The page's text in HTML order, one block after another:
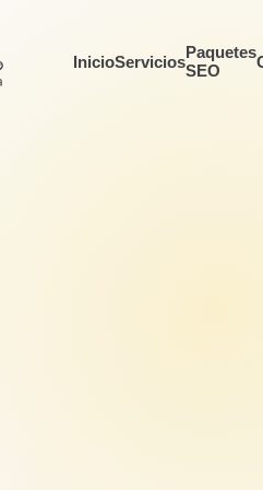
InicioServiciosPaquetes
SEO